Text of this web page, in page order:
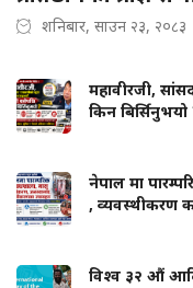
शनिबार, साउन २३, २०८३
महावीरजी,
किन बिर्सिनुभयो
नेपाल मा
, व्यवस्थीकरण
विश्व ३२ औं